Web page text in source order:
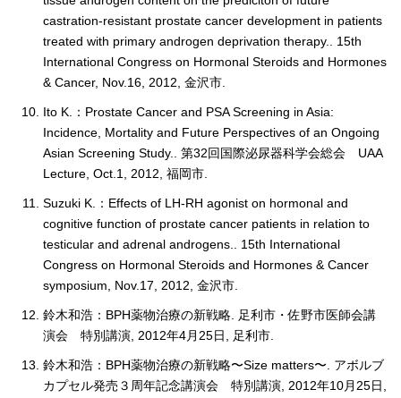
castration-resistant prostate cancer development in patients
treated with primary androgen deprivation therapy.. 15th
International Congress on Hormonal Steroids and Hormones
& Cancer, Nov.16, 2012, 金沢市.
Ito K.：Prostate Cancer and PSA Screening in Asia:
Incidence, Mortality and Future Perspectives of an Ongoing
Asian Screening Study.. 第32回国際泌尿器科学会総会 UAA
Lecture, Oct.1, 2012, 福岡市.
Suzuki K.：Effects of LH-RH agonist on hormonal and
cognitive function of prostate cancer patients in relation to
testicular and adrenal androgens.. 15th International
Congress on Hormonal Steroids and Hormones & Cancer
symposium, Nov.17, 2012, 金沢市.
鈴木和浩：BPH薬物治療の新戦略. 足利市・佐野市医師会講
演会 特別講演, 2012年4月25日, 足利市.
鈴木和浩：BPH薬物治療の新戦略〜Size matters〜. アボルブ
カプセル発売３周年記念講演会 特別講演, 2012年10月25日,